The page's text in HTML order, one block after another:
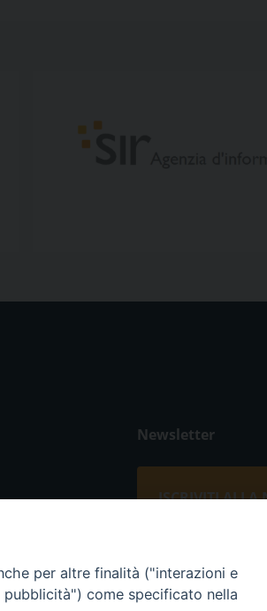
Newsletter
ISCRIVITI ALLA
per altre finalità ("interazioni e
come specificato nella